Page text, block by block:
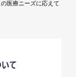
医療ニーズに応えて